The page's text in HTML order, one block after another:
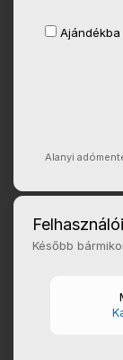
Ajándékba
Alanyi
Később